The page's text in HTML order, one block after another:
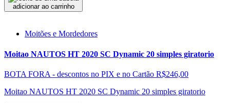
adicionar ao carrinho
Moitões e Mordedores
Moitao NAUTOS HT 2020 SC Dynamic 20 simples giratorio
BOTA FORA - descontos no PIX e no Cartão R$246,00
Moitao NAUTOS HT 2020 SC Dynamic 20 simples giratorio